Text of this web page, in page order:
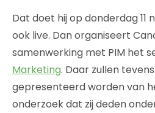
Dat doet hij op donderdag
ook live. Dan organiseert
samenwerking met PIM het
Marketing. Daar zullen
gepresenteerd worden van
onderzoek dat zij deden